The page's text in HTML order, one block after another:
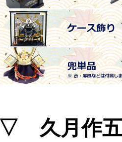
▽ 久月作